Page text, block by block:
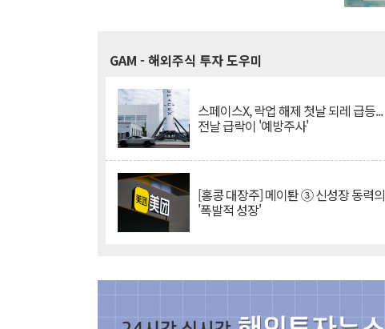
GAM - 해외주식 투자 도우미
스페이스X, 락업 해제 첫날 되레 급등...
전날 급락이 '예방주사'
[홍콩 대장주] 메이퇀 ③ 신성장 동력의
'폭발적 성장'